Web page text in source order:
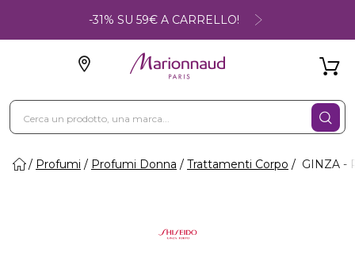
-31% SU 59€ A CARRELLO!
Profumi Profumi Donna Trattamenti Corpo GINZA -